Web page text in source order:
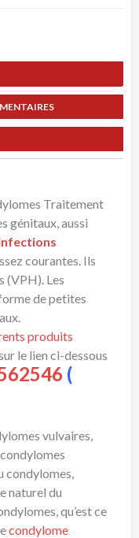
Traitement
génitaux, aussi
courantes. Ils
(VPH). Les
de petites
produits
le lien ci-dessous
(
vulvaires,
condylomes,
naturel du
qu’est ce
condylome